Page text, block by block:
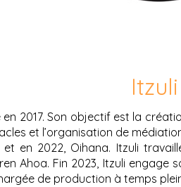
Itzuli
2017. Son objectif est la
et l’organisation de
en 2022, Oihana. Itzuli
Ahoa. Fin 2023, Itzuli
de production à temps